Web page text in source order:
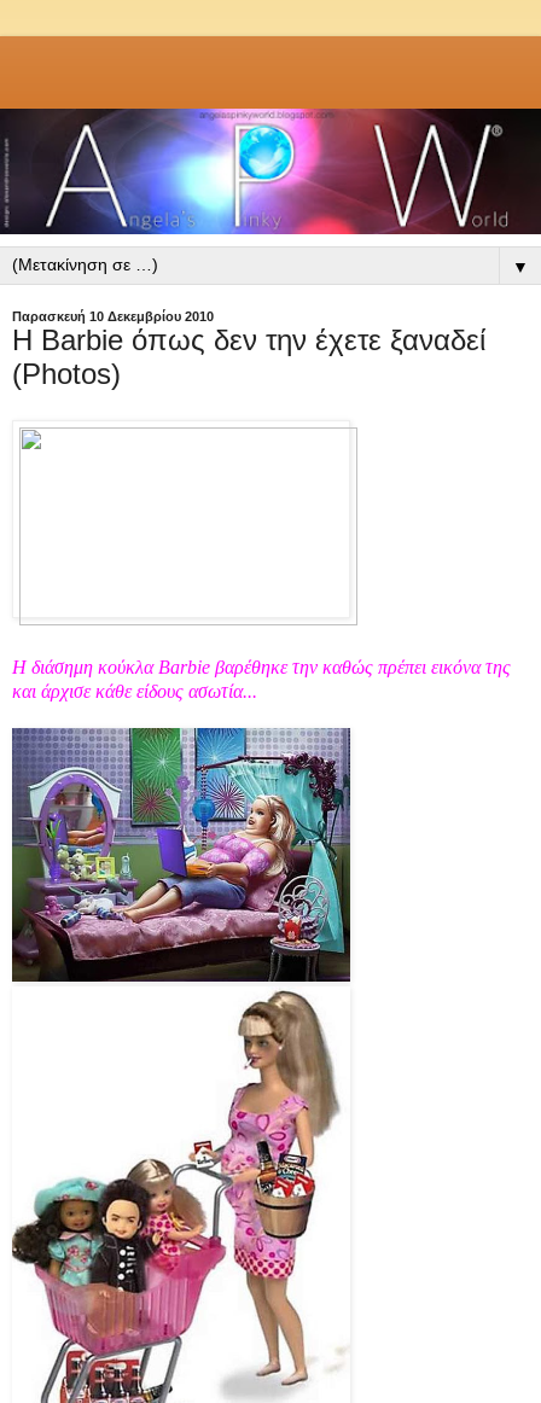
▼
Παρασκευή 10 Δεκεμβρίου 2010
Η Barbie όπως δεν την έχετε ξαναδεί
(Photos)
Η διάσημη κούκλα Barbie βαρέθηκε την καθώς πρέπει εικόνα της
και άρχισε κάθε είδους ασωτία...